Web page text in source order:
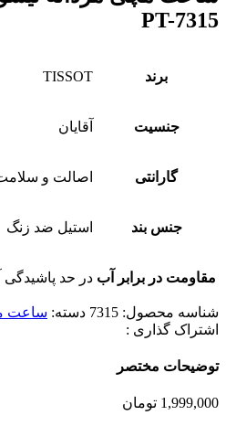
PT-7315
برند TISSOT
جنسیت آقایان
گارانتی اصالت و
جنس بند استیل ضد زنگ
مقاومت در برابر آب در حد پاشیدگی
شناسه محصول: 7315 دسته: ساعت
اشتراک گذاری :
توضیحات مختصر
1,999,000 تومان